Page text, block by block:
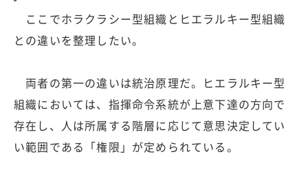
ここでホラクラシー型組織とヒエラルキー型組織
との違いを整理したい。
両者の第一の違いは統治原理だ。ヒエラルキー型
組織においては、指揮命令系統が上意下達の方向で
存在し、人は所属する階層に応じて意思決定してい
い範囲である「権限」が定められている。